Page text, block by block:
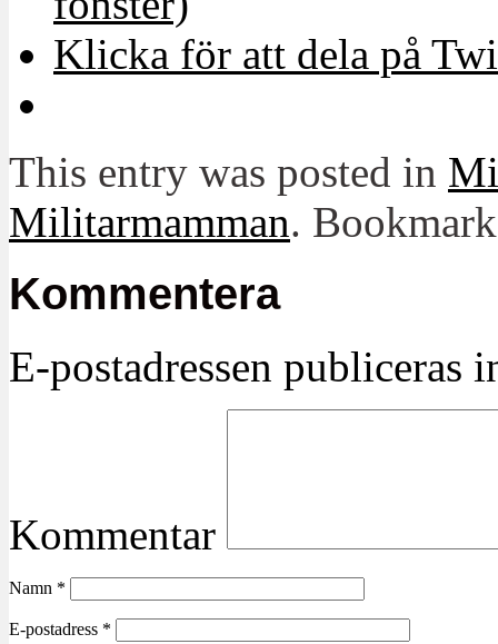
Klicka för att dela på
This entry was posted in
Militarmamman.
Kommentera
E-postadressen publiceras
Kommentar
Namn *
E-postadress *